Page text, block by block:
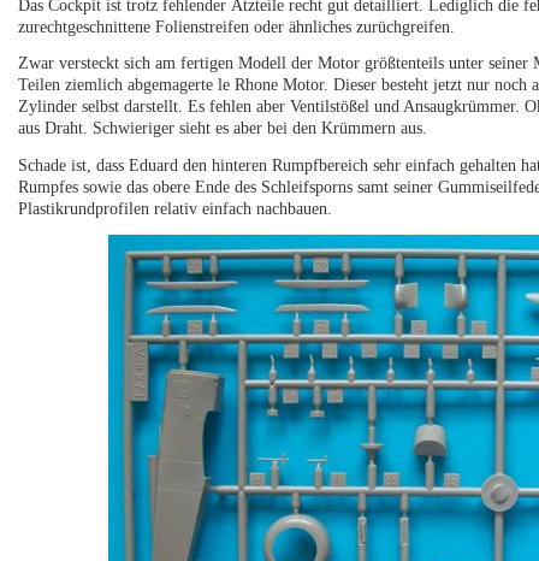
Das Cockpit ist trotz fehlender Ätzteile recht gut detailliert. Lediglich die
zurechtgeschnittene Folienstreifen oder ähnliches zurüchgreifen.
Zwar versteckt sich am fertigen Modell der Motor größtenteils unter
Teilen ziemlich abgemagerte le Rhone Motor. Dieser besteht jetzt nur noch
Zylinder selbst darstellt. Es fehlen aber Ventilstößel und Ansaugkrümmer.
aus Draht. Schwieriger sieht es aber bei den Krümmern aus.
Schade ist, dass Eduard den hinteren Rumpfbereich sehr einfach gehalten
Rumpfes sowie das obere Ende des Schleifsporns samt seiner
Plastikrundprofilen relativ einfach nachbauen.